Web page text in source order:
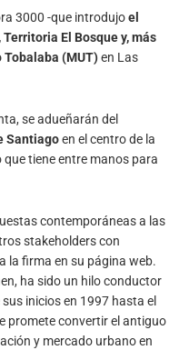
3000 -que introdujoel
El Bosque y, más
Tobalaba (MUT)en Las
se adueñarán del
Santiagoen el centro de la
tiene entre manos para
contemporáneas a las
stakeholders con
la firma en su página web.
ha sido un hilo conductor
inicios en 1997 hasta el
promete convertir el antiguo
y mercado urbano en